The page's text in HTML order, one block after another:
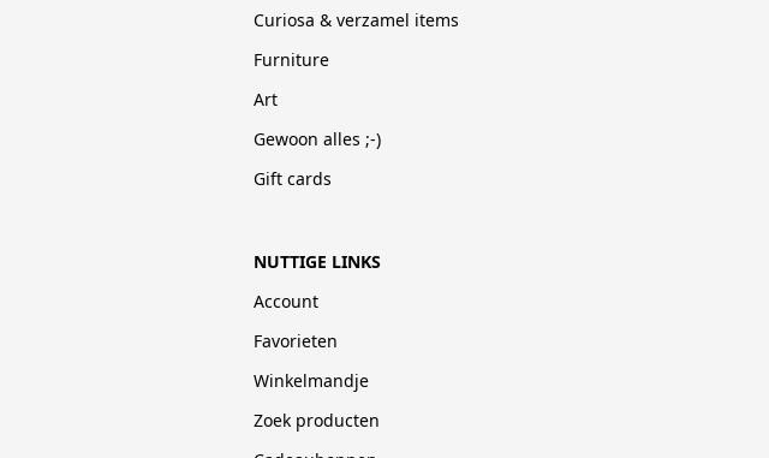
Curiosa & verzamel items
Furniture
Art
Gewoon alles ;-)
Gift cards
NUTTIGE LINKS
Account
Favorieten
Winkelmandje
Zoek producten